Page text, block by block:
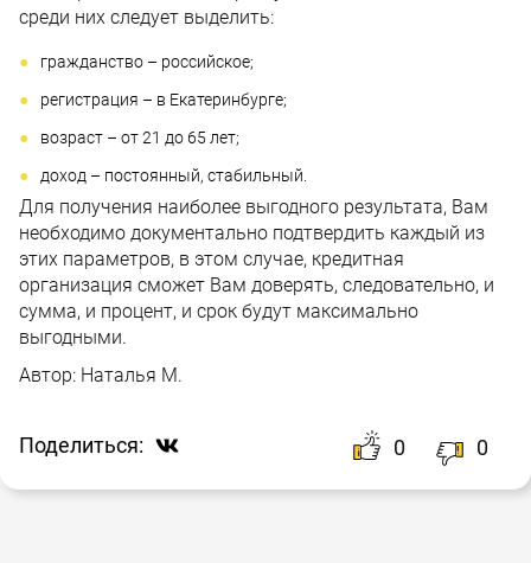
среди них следует выделить:
гражданство – российское;
регистрация – в Екатеринбурге;
возраст – от 21 до 65 лет;
доход – постоянный, стабильный.
Для получения наиболее выгодного результата, Вам
необходимо документально подтвердить каждый из
этих параметров, в этом случае, кредитная
организация сможет Вам доверять, следовательно, и
сумма, и процент, и срок будут максимально
выгодными.
Автор: Наталья М.
Поделиться: 0 0